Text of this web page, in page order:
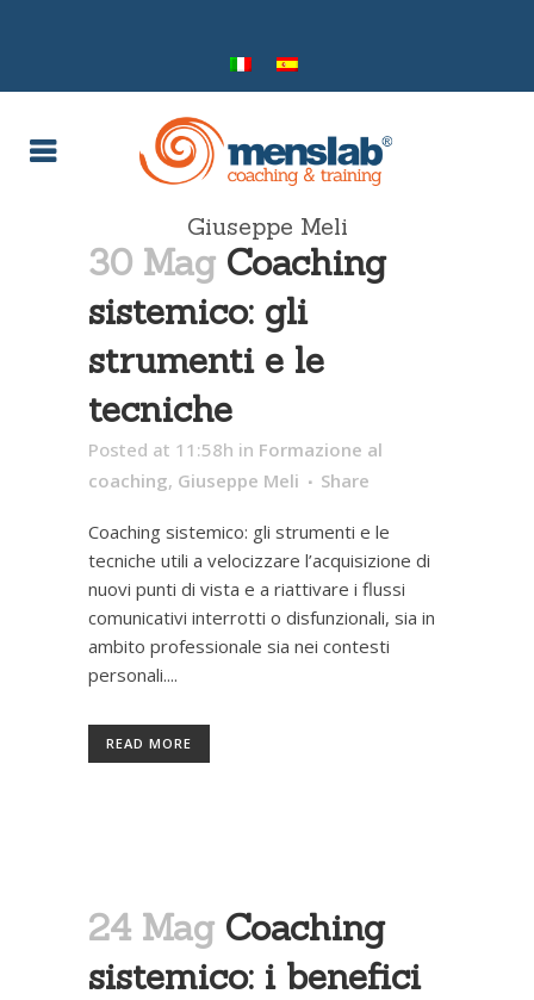
Giuseppe Meli
30 Mag Coaching
sistemico: gli
strumenti e le
tecniche
Posted at 11:58h in Formazione al
coaching, Giuseppe Meli Share
Coaching sistemico: gli strumenti e le
tecniche utili a velocizzare l’acquisizione di
nuovi punti di vista e a riattivare i flussi
comunicativi interrotti o disfunzionali, sia in
ambito professionale sia nei contesti
personali....
READ MORE
24 Mag Coaching
sistemico: i benefici